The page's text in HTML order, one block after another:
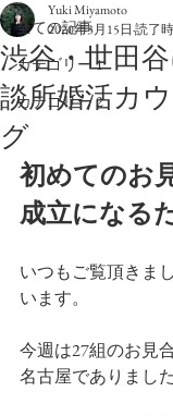
全ての記事
カテゴリー 1
カテゴリー 2
渋谷・世田
談所婚活カ
グ
Yuki Miyamoto
2020年3月15日 読了
初めてのお
成立になる
いつもご覧頂きま
います。
今週は27組のお見
名古屋でありました